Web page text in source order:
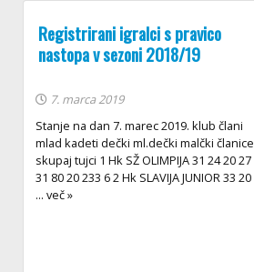
Registrirani igralci s pravico
nastopa v sezoni 2018/19
7. marca 2019
Stanje na dan 7. marec 2019. klub člani
mlad kadeti dečki ml.dečki malčki članice
skupaj tujci 1 Hk SŽ OLIMPIJA 31 24 20 27
31 80 20 233 6 2 Hk SLAVIJA JUNIOR 33 20
... več »